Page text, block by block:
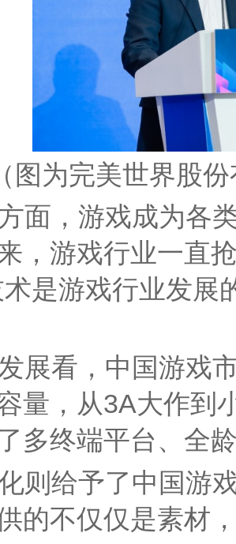
（图为完美世界股
面，游戏成为各
，游戏行业一直
术是游戏行业发
展看，中国游戏
量，从3A大作到
多终端平台、全
则给予了中国游
的不仅仅是素材